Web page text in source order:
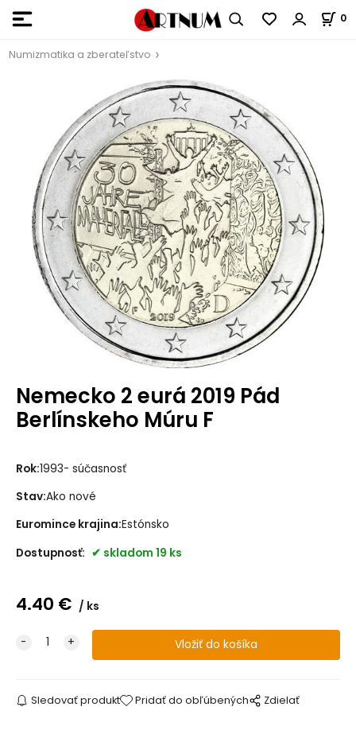
0
Numizmatika a zberateľstvo
Nemecko 2 eurá 2019 Pád
Berlínskeho Múru F
Rok:1993- súčasnosť
Stav:Ako nové
Euromince krajina:Estónsko
Dostupnosť:
skladom 19 ks
4.40 € ks
Sledovať produkt Pridať do obľúbených Zdielať